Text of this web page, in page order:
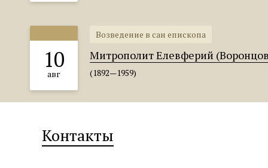
10
авг
Возведение в сан епископа
Митрополит Елевферий
(1892—1959)
Контакты